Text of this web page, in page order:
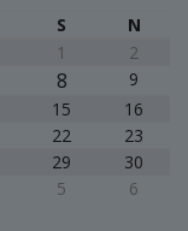
S
N
1
2
8
9
15
16
22
23
29
30
5 6